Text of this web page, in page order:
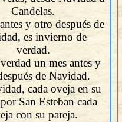
Candelas.
y otro después de
es invierno de
verdad.
un mes antes y
de Navidad.
cada oveja en su
San Esteban cada
con su pareja.